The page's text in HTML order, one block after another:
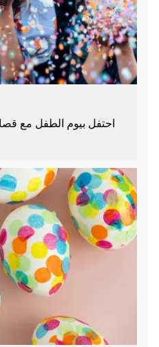
احتفل بيوم الطفل مع